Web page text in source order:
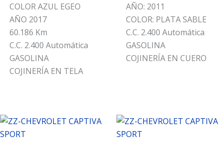
COLOR AZUL EGEO
AÑO 2017
60.186 Km
C.C. 2.400 Automática
GASOLINA
COJINERÍA EN TELA
AÑO: 2011
COLOR: PLATA SABLE
C.C. 2.400 Automática
GASOLINA
COJINERÍA EN CUERO